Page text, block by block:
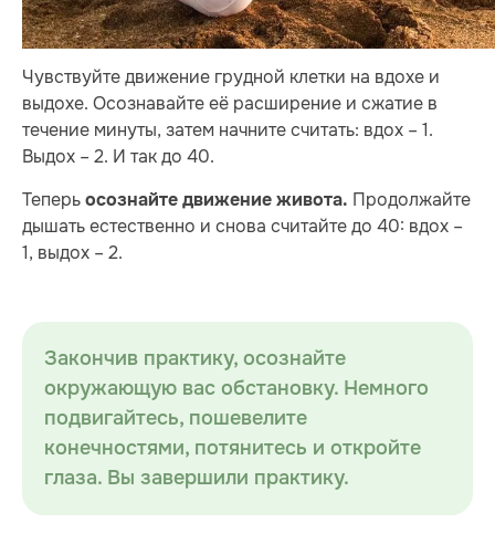
Чувствуйте движение грудной клетки на вдохе и
выдохе. Осознавайте её расширение и сжатие в
течение минуты, затем начните считать: вдох – 1.
Выдох – 2. И так до 40.
Теперь осознайте движение живота. Продолжайте
дышать естественно и снова считайте до 40: вдох –
1, выдох – 2.
Закончив практику, осознайте
окружающую вас обстановку. Немного
подвигайтесь, пошевелите
конечностями, потянитесь и откройте
глаза. Вы завершили практику.